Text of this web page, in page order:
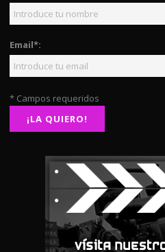
Email*:
* Campos requeridos